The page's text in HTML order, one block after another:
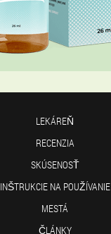
LEKÁREŇ
RECENZIA
SKÚSENOSŤ
INŠTRUKCIE NA POUŽÍVANIE
MESTÁ
ČLÁNKY